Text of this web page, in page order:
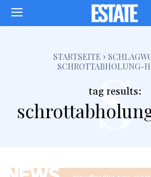
STARTSEITE
SCHROTTABHOLUNG-
tag results:
s